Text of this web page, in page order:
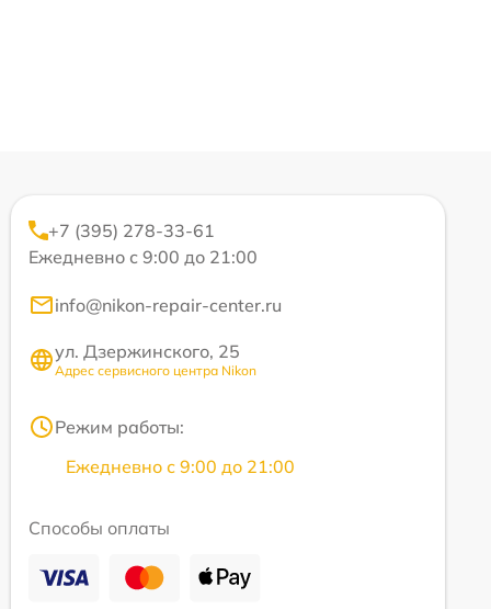
+7 (395) 278-33-61
Ежедневно с 9:00 до 21:00
info@nikon-repair-center.ru
ул. Дзержинского, 25
Адрес сервисного центра Nikon
Режим работы:
Ежедневно с 9:00 до 21:00
Способы оплаты